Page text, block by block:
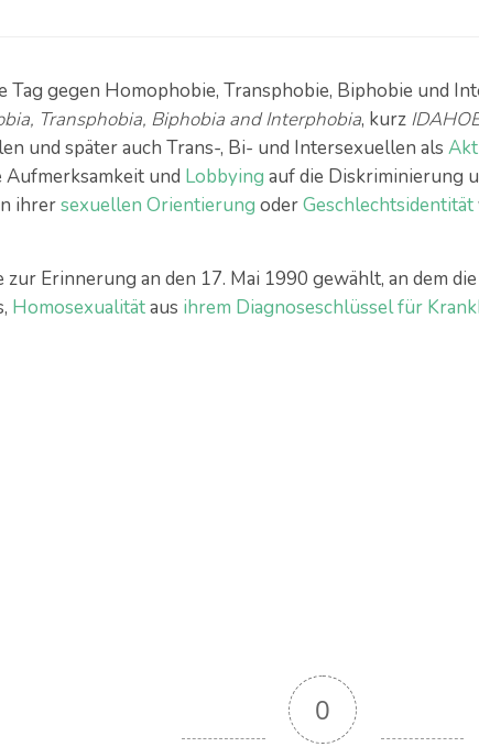
Tag gegen Homophobie, Transphobie, Biphobie und
Transphobia, Biphobia and Interphobia, kurz
und später auch Trans-, Bi- und Intersexuellen als
Aufmerksamkeit und Lobbying auf die Diskriminierung
ihrersexuellen Orientierung oderGeschlechtsidentität
zur Erinnerung an den 17. Mai 1990 gewählt, an dem die
Homosexualitätaus ihrem Diagnoseschlüssel für
0